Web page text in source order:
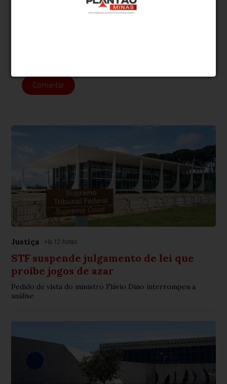
comentários em desacordo com o propósito do site ou que
contenham palavras ofensivas.
Comentar
Justiça Há 12 horas
STF suspende julgamento de lei que
proíbe jogos de azar
Pedido de vista do ministro Flávio Dino interrompeu a
análise